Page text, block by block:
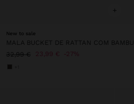
+
New to sale
MALA BUCKET DE RATTAN COM BAMBU
32,99 €
23,99 € 27%